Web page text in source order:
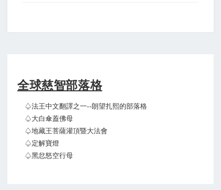
全球慈智部落格
♤法王中文翻譯之一--朗望扎熙的部落格
♤大白傘蓋佛母
♤地藏王菩薩灌頂暨大法會
♤定解寶燈
♤黑忿怒空行母